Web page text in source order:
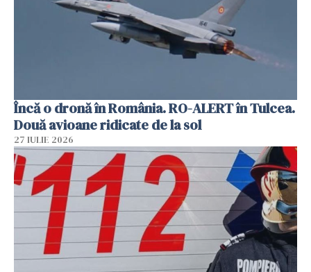
Încă o dronă în România. RO-ALERT în Tulcea.
Două avioane ridicate de la sol
27 IULIE 2026